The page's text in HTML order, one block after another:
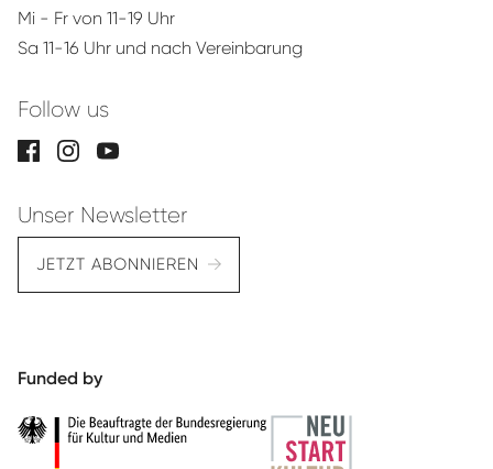
Mi - Fr von 11-19 Uhr
Sa 11-16 Uhr und nach Vereinbarung
Follow us
Unser Newsletter
JETZT ABONNIEREN
Funded by